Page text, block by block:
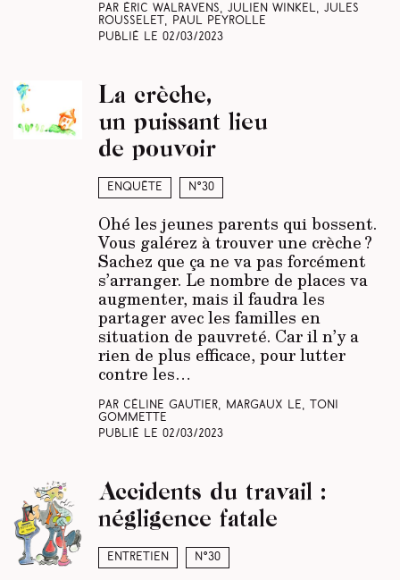
Par Éric Walravens, Julien Winkel, Jules
Rousselet, Paul Peyrolle
Publié le 02/03/2023
Enquête N°30
La crèche,
un puissant lieu
de pouvoir
Ohé les jeunes parents qui bossent.
Vous galérez à trouverune crèche ?
Sachez que ça ne va pas forcément
s’arranger. Le nombre de places va
augmenter, mais il faudra les
partager avec les familles en
situation de pauvreté. Car il n’y a
rien de plus efficace, pour lutter
contre les…
Par Céline Gautier, Margaux Le, Toni
Gommette
Publié le 02/03/2023
Entretien N°30
Accidents du travail :
négligence fatale